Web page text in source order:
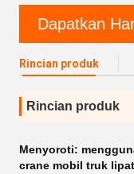
Dapatkan
Rincian produk
Rincian produk
Menyoroti:
crane mobil truk lipat